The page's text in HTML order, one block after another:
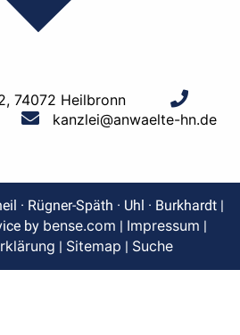
74072 Heilbronn
kanzlei@anwaelte-hn.de
· Rügner-Späth · Uhl · Burkhardt |
by bense.com | Impressum |
| Sitemap | Suche